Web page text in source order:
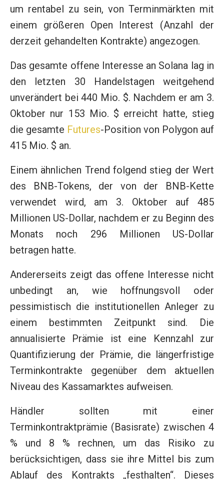
um rentabel zu sein, von Terminmärkten mit
einem größeren Open Interest (Anzahl der
derzeit gehandelten Kontrakte) angezogen.
Das gesamte offene Interesse an Solana lag in
den letzten 30 Handelstagen weitgehend
unverändert bei 440 Mio. $. Nachdem er am 3.
Oktober nur 153 Mio. $ erreicht hatte, stieg
die gesamte Futures-Position von Polygon auf
415 Mio. $ an.
Einem ähnlichen Trend folgend stieg der Wert
des BNB-Tokens, der von der BNB-Kette
verwendet wird, am 3. Oktober auf 485
Millionen US-Dollar, nachdem er zu Beginn des
Monats noch 296 Millionen US-Dollar
betragen hatte.
Andererseits zeigt das offene Interesse nicht
unbedingt an, wie hoffnungsvoll oder
pessimistisch die institutionellen Anleger zu
einem bestimmten Zeitpunkt sind. Die
annualisierte Prämie ist eine Kennzahl zur
Quantifizierung der Prämie, die längerfristige
Terminkontrakte gegenüber dem aktuellen
Niveau des Kassamarktes aufweisen.
Händler sollten mit einer
Terminkontraktprämie (Basisrate) zwischen 4
% und 8 % rechnen, um das Risiko zu
berücksichtigen, dass sie ihre Mittel bis zum
Ablauf des Kontrakts „festhalten“. Dieses